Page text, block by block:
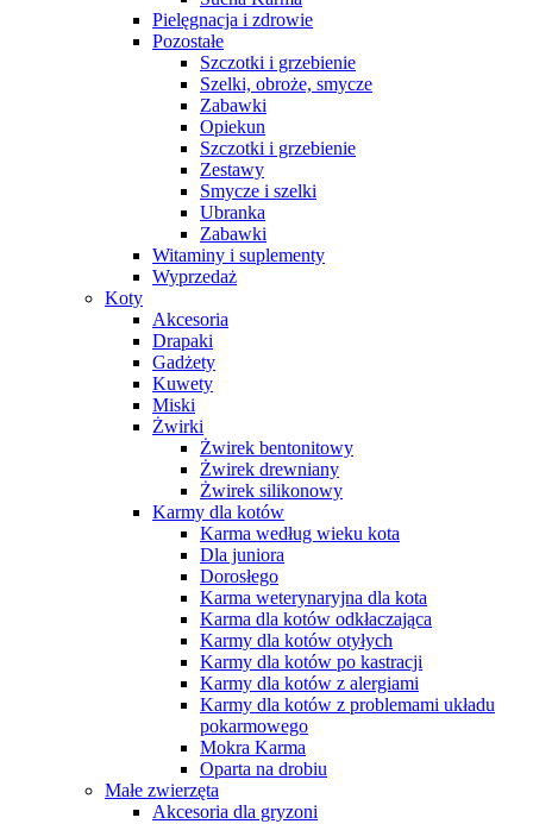
Pielęgnacja i zdrowie
Pozostałe
Szczotki i grzebienie
Szelki, obroże, smycze
Zabawki
Opiekun
Szczotki i grzebienie
Zestawy
Smycze i szelki
Ubranka
Zabawki
Witaminy i suplementy
Wyprzedaż
Koty
Akcesoria
Drapaki
Gadżety
Kuwety
Miski
Żwirki
Żwirek bentonitowy
Żwirek drewniany
Żwirek silikonowy
Karmy dla kotów
Karma według wieku kota
Dla juniora
Dorosłego
Karma weterynaryjna dla kota
Karma dla kotów odkłaczająca
Karmy dla kotów otyłych
Karmy dla kotów po kastracji
Karmy dla kotów z alergiami
Karmy dla kotów z problemami układu
pokarmowego
Mokra Karma
Oparta na drobiu
Małe zwierzęta
Akcesoria dla gryzoni